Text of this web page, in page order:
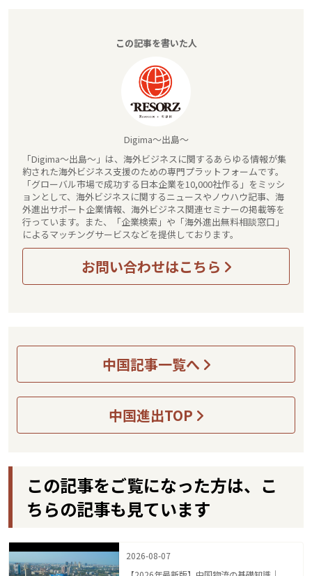
この記事を書いた人
Digima～出島～
「Digima～出島～」は、海外ビジネスに関するあらゆる情報が集
約された海外ビジネス支援のための専門プラットフォームです。
「グローバル市場で成功する日本企業を10,000社作る」をミッシ
ョンとして、海外ビジネスに関するニュースやノウハウ記事、海
外進出サポート企業情報、海外ビジネス関連セミナーの掲載等を
行っています。また、「企業検索」や「海外進出無料相談窓口」
によるマッチングサービスなどを提供しております。
お問い合わせはこちら
中国記事一覧へ
中国進出TOP
この記事をご覧になった方は、こ
ちらの記事も見ています
2026-08-07